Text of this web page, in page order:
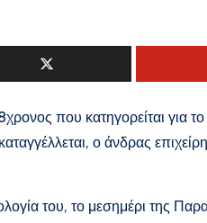
που κατηγορείται για
ο άνδρας
του, το μεσημέρι της